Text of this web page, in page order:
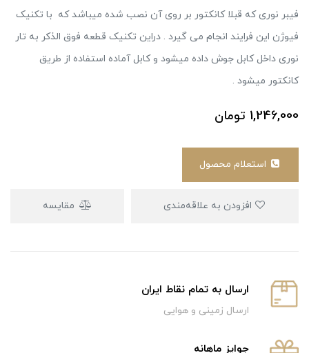
فیبر نوری که قبلا کانکتور بر روی آن نصب شده میباشد که با تکنیک
فیوژن این فرایند انجام می گیرد . دراین تکنیک قطعه فوق الذکر به تار
نوری داخل کابل جوش داده میشود و کابل آماده استفاده از طریق
کانکتور میشود .
1,246,000 تومان
مقایسه
ارسال به تمام نقاط ایران
ارسال زمینی و هوایی
جوایز ماهانه